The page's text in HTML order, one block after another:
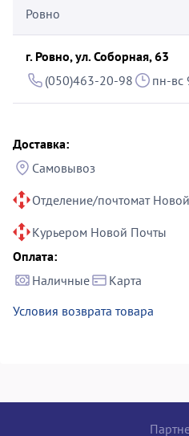
Ровно
г. Ровно, ул. Соборная, 63
(050)463-20-98
пн-вс
Доставка:
Самовывоз
Отделение/почтомат
Курьером Новой Почты
Оплата:
Наличные
Карта
Условия возврата товара